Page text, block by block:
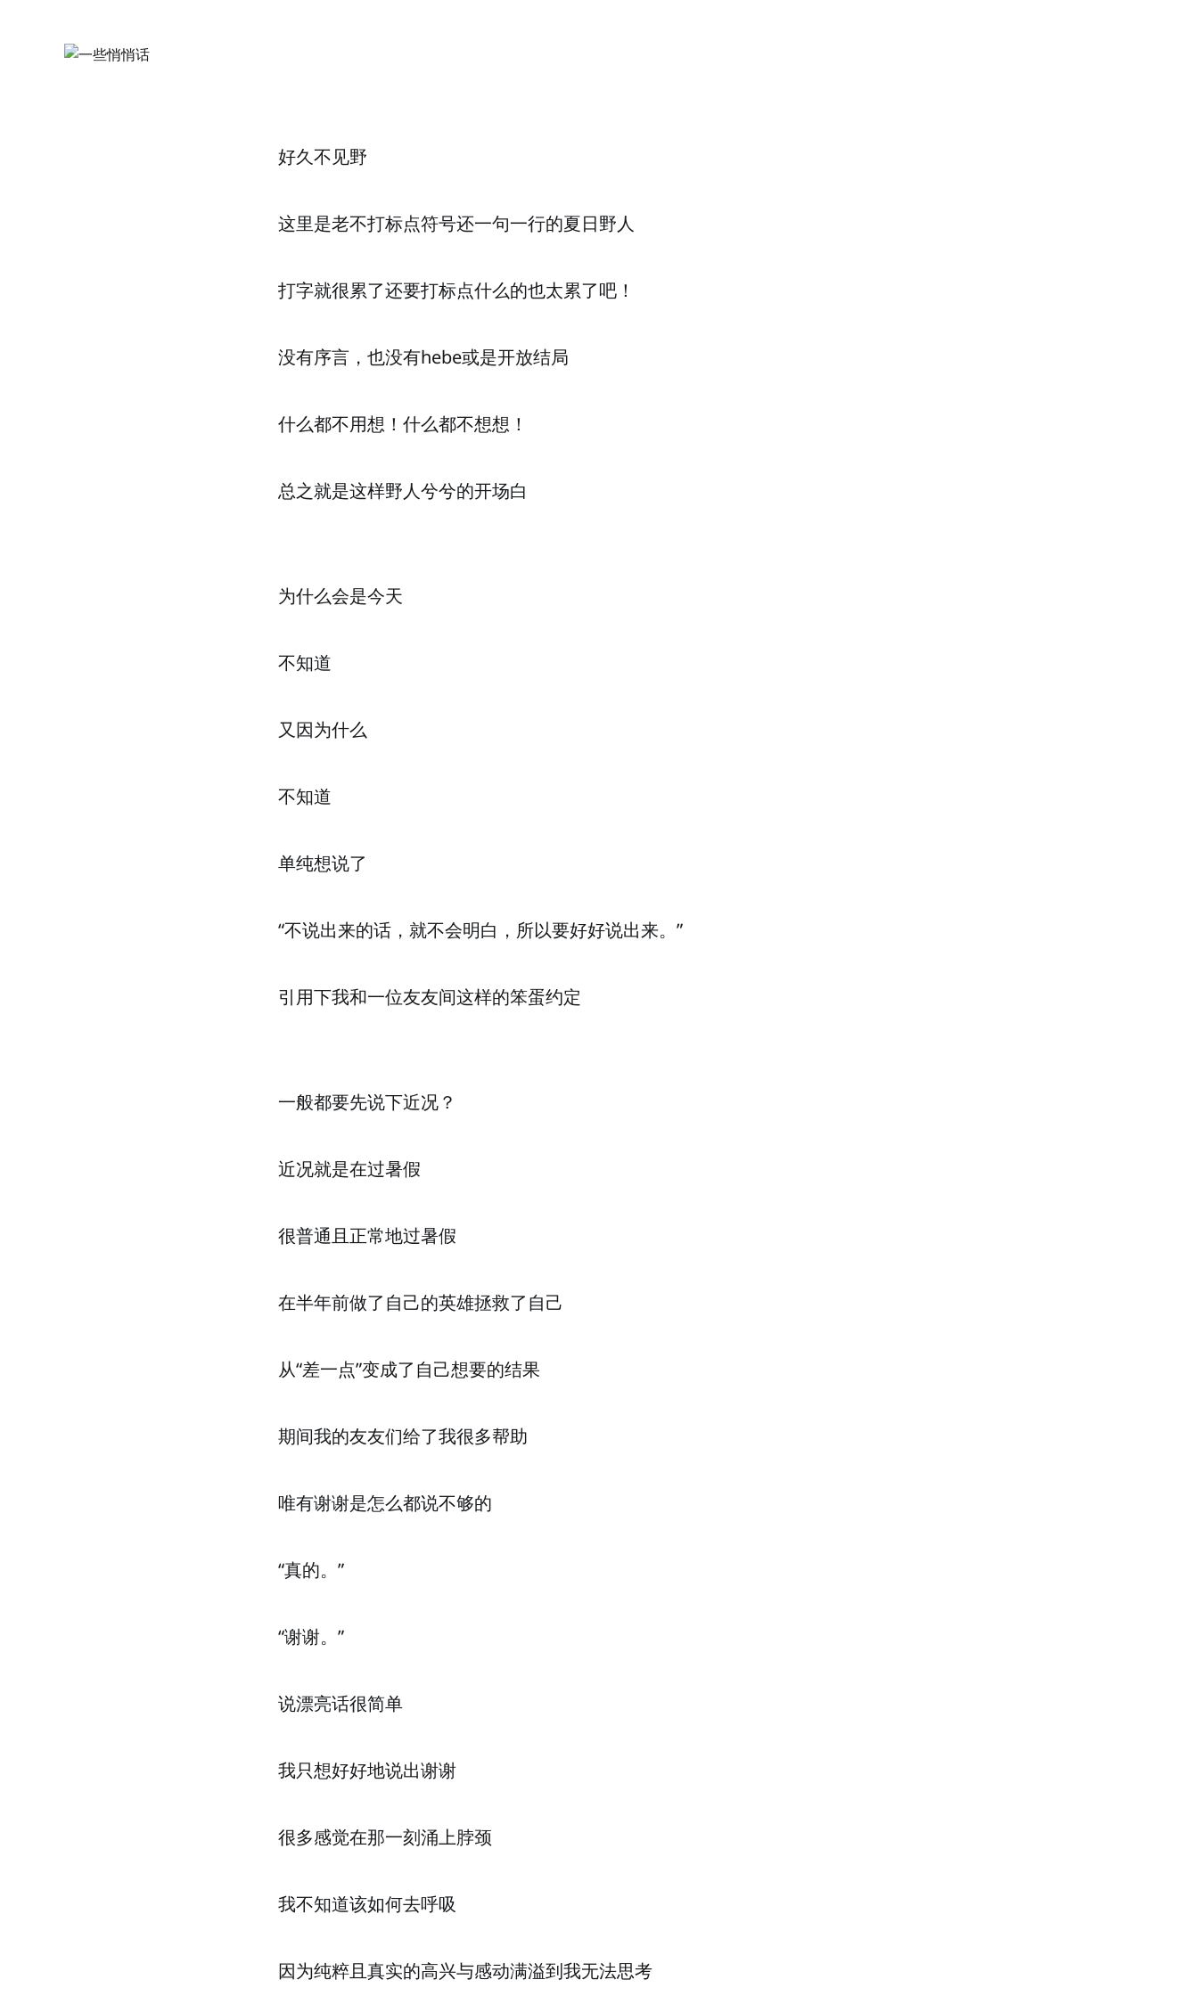
好久不见野
这里是老不打标点符号还一句一行的夏日野人
打字就很累了还要打标点什么的也太累了吧！
没有序言，也没有hebe或是开放结局
什么都不用想！什么都不想想！
总之就是这样野人兮兮的开场白
为什么会是今天
不知道
又因为什么
不知道
单纯想说了
“不说出来的话，就不会明白，所以要好好说出来。”
引用下我和一位友友间这样的笨蛋约定
一般都要先说下近况？
近况就是在过暑假
很普通且正常地过暑假
在半年前做了自己的英雄拯救了自己
从“差一点”变成了自己想要的结果
期间我的友友们给了我很多帮助
唯有谢谢是怎么都说不够的
“真的。”
“谢谢。”
说漂亮话很简单
我只想好好地说出谢谢
很多感觉在那一刻涌上脖颈
我不知道该如何去呼吸
因为纯粹且真实的高兴与感动满溢到我无法思考